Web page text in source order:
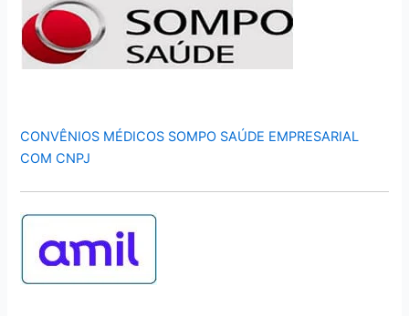
CONVÊNIOS MÉDICOS SOMPO SAÚDE EMPRESARIAL
COM CNPJ